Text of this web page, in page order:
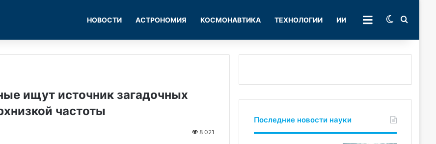
НОВОСТИ АСТРОНОМИЯ КОСМОНАВТИКА ТЕХНОЛОГИИ ИИ РУБРИКИSwitch skin
ищут источник загадочных
частоты
8 021
Последние новости науки